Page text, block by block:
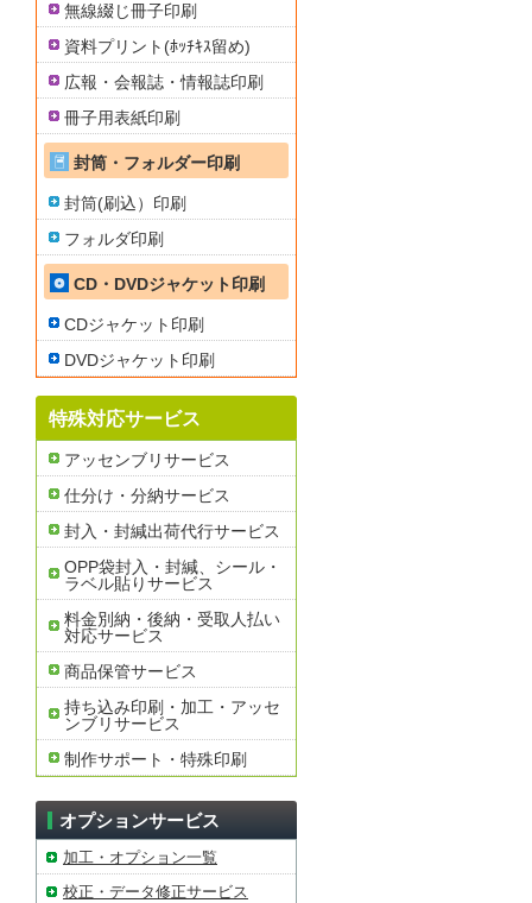
無線綴じ冊子印刷
資料プリント(ﾎｯﾁｷｽ留め)
広報・会報誌・情報誌印刷
冊子用表紙印刷
封筒・フォルダー印刷
封筒(刷込）印刷
フォルダ印刷
CD・DVDジャケット印刷
CDジャケット印刷
DVDジャケット印刷
特殊対応サービス
アッセンブリサービス
仕分け・分納サービス
封入・封緘出荷代行サービス
OPP袋封入・封緘、シール・
ラベル貼りサービス
料金別納・後納・受取人払い
対応サービス
商品保管サービス
持ち込み印刷・加工・アッセ
ンブリサービス
制作サポート・特殊印刷
オプションサービス
加工・オプション一覧
校正・データ修正サービス